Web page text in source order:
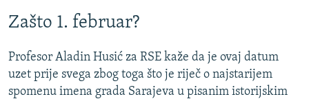
Zašto 1. februar?
Profesor Aladin Husić za RSE kaže da je ovaj datum
uzet prije svega zbog toga što je riječ o najstarijem
spomenu imena grada Sarajeva u pisanim istorijskim